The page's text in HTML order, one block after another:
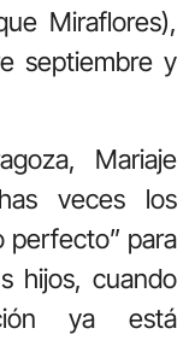
Miraflores),
septiembre y
Mariaje
veces los
perfecto” para
hijos, cuando
ya está